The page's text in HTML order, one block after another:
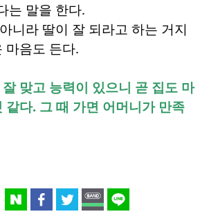
는 말을 한다.
니라 딸이 잘 되라고 하는 거지
마음도 든다.
맞고 능력이 있으니 곧 집도 마
같다. 그 때 가면 어머니가 만족